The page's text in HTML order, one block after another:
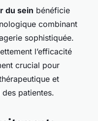
du sein bénéficie
combinant
sophistiquée.
l’efficacité
crucial pour
et
patientes.